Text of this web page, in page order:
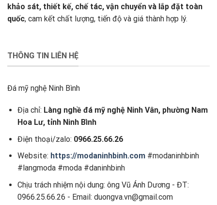
khảo sát, thiết kế, chế tác, vận chuyển và lắp đặt toàn
quốc, cam kết chất lượng, tiến độ và giá thành hợp lý.
THÔNG TIN LIÊN HỆ
Đá mỹ nghệ Ninh Bình
Địa chỉ: Làng nghề đá mỹ nghệ Ninh Vân, phường Nam
Hoa Lư, tỉnh Ninh Bình
Điện thoại/zalo: 0966.25.66.26
Website: https://modaninhbinh.com#modaninhbinh
#langmoda #moda #daninhbinh
Chịu trách nhiệm nội dung: ông Vũ Ánh Dương - ĐT:
0966.25.66.26 - Email: duongva.vn@gmail.com